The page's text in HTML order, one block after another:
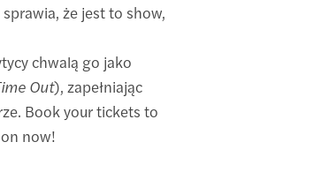
że jest to show,
chwalą go jako
Out), zapełniając
Book your tickets to
now!